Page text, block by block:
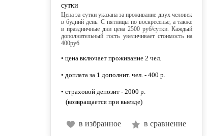
сутки
Цена за сутки указана за проживание двух человек
в будний день. С пятницы по воскресенье, а также
в праздничные дни цена 2500 руб/сутки. Каждый
дополнительный гость увеличивает стоимость на
400руб
• цена включает проживание 2 чел.
• доплата за 1 дополнит. чел. - 400 р.
• страховой депозит - 2000 р.
(возвращается при выезде)
в избранное в сравнение